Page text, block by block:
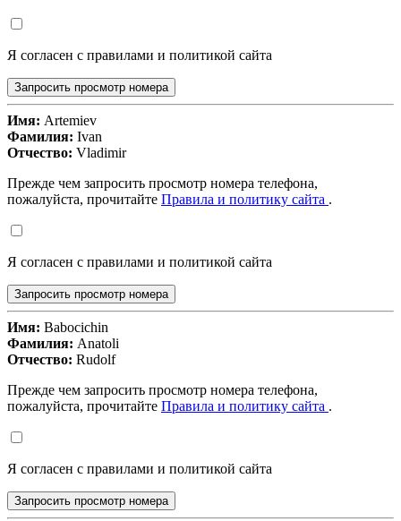
Я согласен с правилами и политикой сайта
Запросить просмотр номера
Имя: Artemiev
Фамилия: Ivan
Отчество: Vladimir
Прежде чем запросить просмотр номера телефона,
пожалуйста, прочитайте Правила и политику сайта .
Я согласен с правилами и политикой сайта
Запросить просмотр номера
Имя: Babocichin
Фамилия: Anatoli
Отчество: Rudolf
Прежде чем запросить просмотр номера телефона,
пожалуйста, прочитайте Правила и политику сайта .
Я согласен с правилами и политикой сайта
Запросить просмотр номера